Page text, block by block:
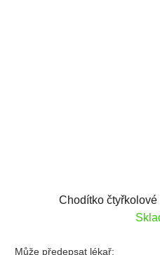
Chodítko
Může předepsat lékař: